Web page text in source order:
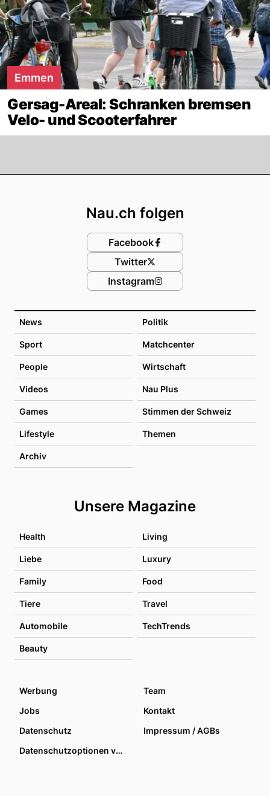
Emmen
Gersag-Areal: Schranken bremsen
Velo- und Scooterfahrer
News Politik
Sport Matchcenter
People Wirtschaft
Videos Nau Plus
Games Stimmen der Schweiz
Lifestyle Themen
Archiv
Unsere Magazine
Health Living
Liebe Luxury
Family Food
Tiere Travel
Automobile TechTrends
Beauty
Nau.ch folgen
Facebook
Twitter
Instagram
Werbung
Team
Jobs
Kontakt
Datenschutz
Impressum / AGBs
Datenschutzoptionen verwalten